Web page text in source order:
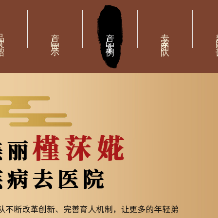
产品展示 产品案例 专家团队